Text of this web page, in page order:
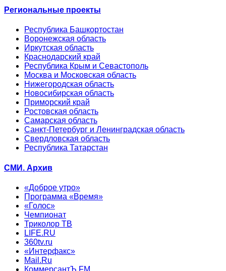
Региональные проекты
Республика Башкортостан
Воронежская область
Иркутская область
Краснодарский край
Республика Крым и Севастополь
Москва и Московская область
Нижегородская область
Новосибирская область
Приморский край
Ростовская область
Самарская область
Санкт-Петербург и Ленинградская область
Свердловская область
Республика Татарстан
СМИ. Архив
«Доброе утро»
Программа «Время»
«Голос»
Чемпионат
Триколор ТВ
LIFE.RU
360tv.ru
«Интерфакс»
Mail.Ru
КоммерсантЪ FM